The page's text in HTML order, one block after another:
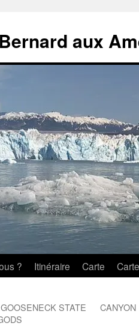
aux
? Itinéraire Carte
STATE